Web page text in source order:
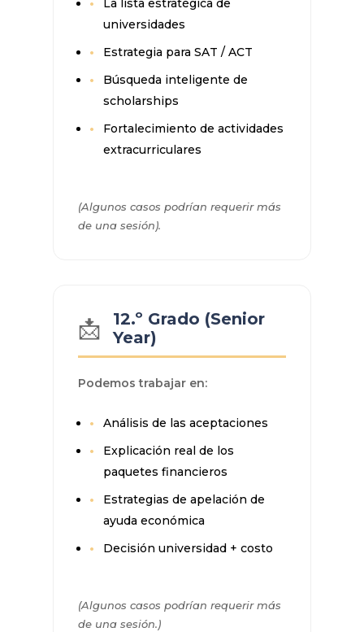
La lista estratégica de
universidades
Estrategia para SAT / ACT
Búsqueda inteligente de
scholarships
Fortalecimiento de actividades
extracurriculares
(Algunos casos podrían requerir más
de una sesión).
📩
12.º Grado (Senior
Year)
Podemos trabajar en:
Análisis de las aceptaciones
Explicación real de los
paquetes financieros
Estrategias de apelación de
ayuda económica
Decisión universidad + costo
(Algunos casos podrían requerir más
de una sesión.)